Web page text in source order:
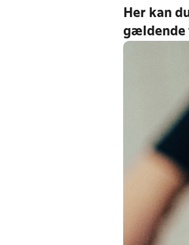
Her kan
gældende